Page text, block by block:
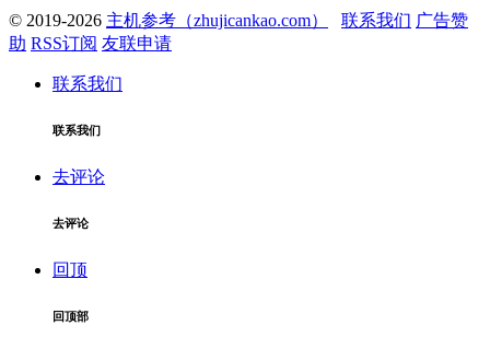
© 2019-2026 主机参考（zhujicankao.com） 联系我们 广告赞
助 RSS订阅 友联申请
联系我们
联系我们
去评论
去评论
回顶
回顶部